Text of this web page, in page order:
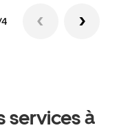
services à